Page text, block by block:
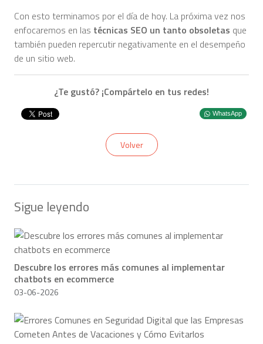
Con esto terminamos por el día de hoy. La próxima vez nos
enfocaremos en las técnicas SEO un tanto obsoletas que
también pueden repercutir negativamente en el desempeño
de un sitio web.
¿Te gustó? ¡Compártelo en tus redes!
WhatsApp
Volver
Sigue leyendo
Descubre los errores más comunes al implementar
chatbots en ecommerce
03-06-2026